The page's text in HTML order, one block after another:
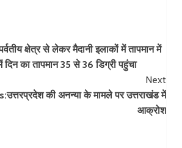
क्षेत्र से लेकर मैदानी इलाकों में तापमान में
का तापमान 35 से 36 डिग्री पहुंचा
Next
की अनन्या के मामले पर उत्तराखंड में
आक्रोश